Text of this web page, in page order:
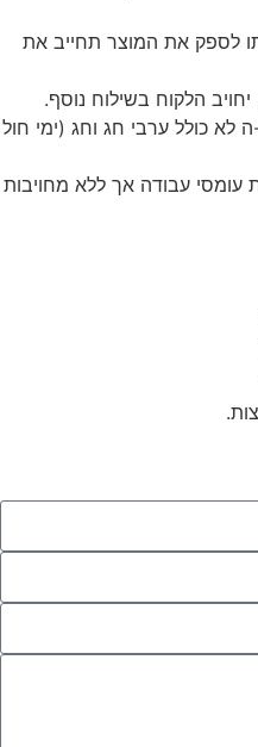
לספק את המוצר תחייב את
הלקוח בשילוח נוסף.
לא כולל ערבי חג וחג (ימי חול
עומסי עבודה אך ללא מחויבות